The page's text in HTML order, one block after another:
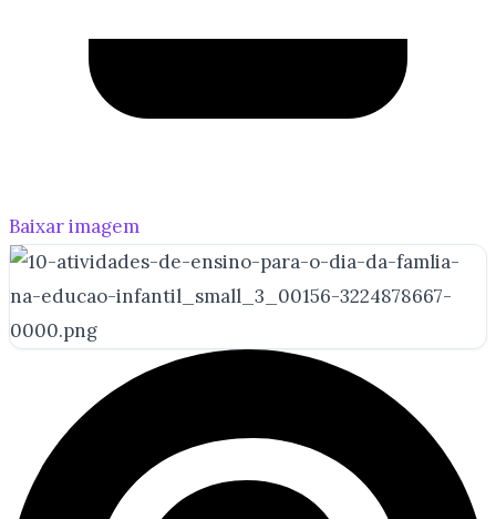
Baixar imagem